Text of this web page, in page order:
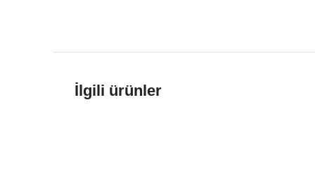
İlgili ürünler